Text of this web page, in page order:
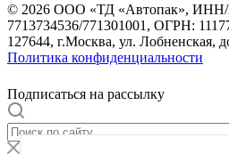
© 2026 ООО «ТД «Автопак»,
7713734536/771301001, ОГРН:
127644, г.Москва, ул. Лобненская,
Политика конфиденциальности
Подписаться на рассылку